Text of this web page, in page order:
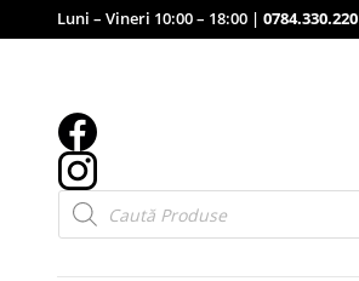
Luni – Vineri 10:00 – 18:00 | 0784.330.220
Products
search